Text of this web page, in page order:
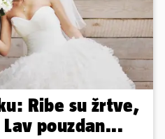
Ribe su žrtve,
pouzdan...